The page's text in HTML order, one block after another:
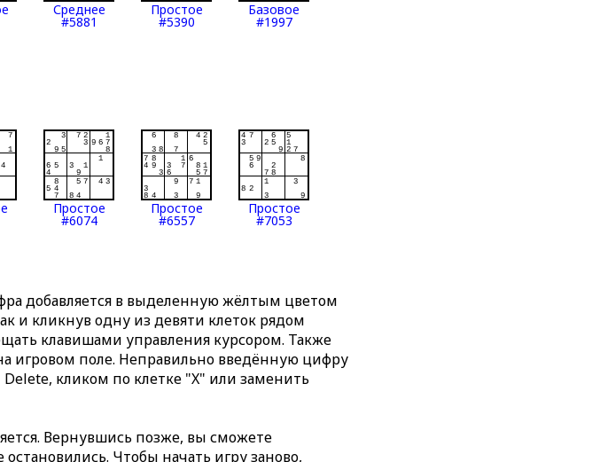
Среднее
#5881
Простое
#5390
Базовое
#1997
Простое
#6074
Простое
#6557
Простое
#7053
добавляется в выделенную жёлтым цветом
и кликнув одну из девяти клеток рядом
клавишами управления курсором. Также
игровом поле. Неправильно введённую цифру
кликом по клетке "X" или заменить
Вернувшись позже, вы сможете
Чтобы начать игру заново,